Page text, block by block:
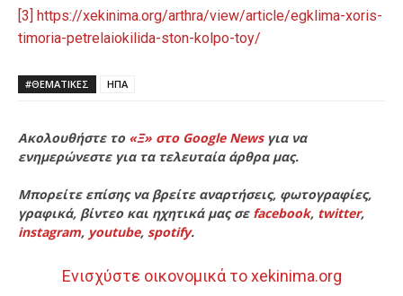
[3] https://xekinima.org/arthra/view/article/egklima-xoris-
timoria-petrelaiokilida-ston-kolpo-toy/
#ΘΕΜΑΤΙΚΈΣ ΗΠΑ
Ακολουθήστε το «Ξ» στο Google Newsγια να
ενημερώνεστε για τα τελευταία άρθρα μας.
Μπορείτε επίσης να βρείτε αναρτήσεις, φωτογραφίες,
γραφικά, βίντεο και ηχητικά μας σε facebook, twitter,
instagram, youtube, spotify.
Ενισχύστε οικονομικά το xekinima.org